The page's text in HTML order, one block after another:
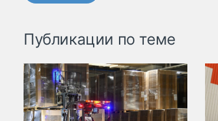
Публикации по теме